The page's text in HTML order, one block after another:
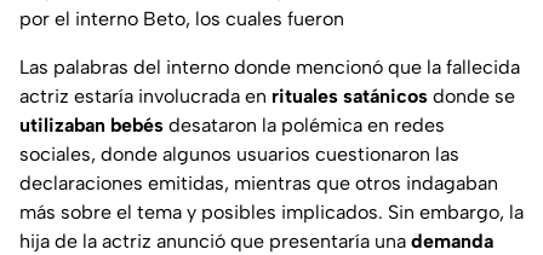
por el interno Beto, los cuales fueron
Las palabras del interno donde mencionó que la fallecida
actriz estaría involucrada en rituales satánicos donde se
utilizaban bebés desataron la polémica en redes
sociales, donde algunos usuarios cuestionaron las
declaraciones emitidas, mientras que otros indagaban
más sobre el tema y posibles implicados. Sin embargo, la
hija de la actriz anunció que presentaría una demanda